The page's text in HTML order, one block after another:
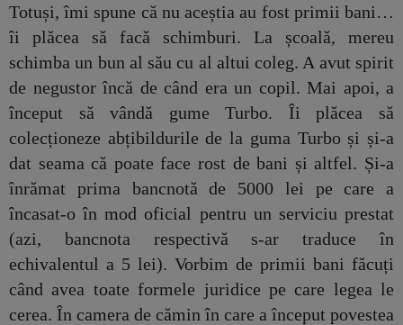
Totuși, îmi spune că nu aceștia au fost primii bani…
îi plăcea să facă schimburi. La școală, mereu
schimba un bun al său cu al altui coleg. A avut spirit
de negustor încă de când era un copil. Mai apoi, a
început să vândă gume Turbo. Îi plăcea să
colecționeze abțibildurile de la guma Turbo și și-a
dat seama că poate face rost de bani și altfel. Și-a
înrămat prima bancnotă de 5000 lei pe care a
încasat-o în mod oficial pentru un serviciu prestat
(azi, bancnota respectivă s-ar traduce în
echivalentul a 5 lei). Vorbim de primii bani făcuți
când avea toate formele juridice pe care legea le
cerea. În camera de cămin în care a început povestea